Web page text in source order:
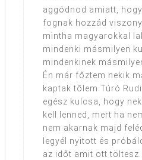
aggódnod amiatt,
fognak hozzád
mintha magyarokkal
mindenki másmilyen
mindenkinek
Én már főztem nekik
kaptak tőlem Túró
egész kulcsa, hogy
kell lenned, mert ha
nem akarnak majd
legyél nyitott és
az időt amit ott